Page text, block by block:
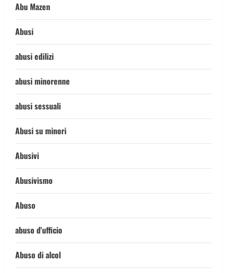
Abu Mazen
Abusi
abusi edilizi
abusi minorenne
abusi sessuali
Abusi su minori
Abusivi
Abusivismo
Abuso
abuso d'ufficio
Abuso di alcol